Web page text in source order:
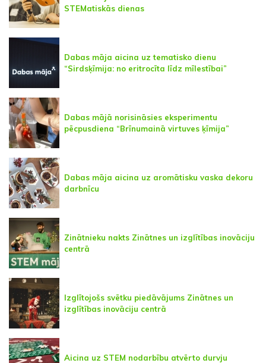
STEMatiskās dienas
Dabas māja aicina uz tematisko dienu
“Sirdsķīmija: no eritrocīta līdz mīlestībai”
Dabas mājā norisināsies eksperimentu
pēcpusdiena “Brīnumainā virtuves ķīmija”
Dabas māja aicina uz aromātisku vaska dekoru
darbnīcu
Zinātnieku nakts Zinātnes un izglītības inovāciju
centrā
Izglītojošs svētku piedāvājums Zinātnes un
izglītības inovāciju centrā
Aicina uz STEM nodarbību atvērto durvju